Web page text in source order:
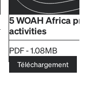
5 WOAH Africa
activities
PDF - 1.08MB
Téléchargement